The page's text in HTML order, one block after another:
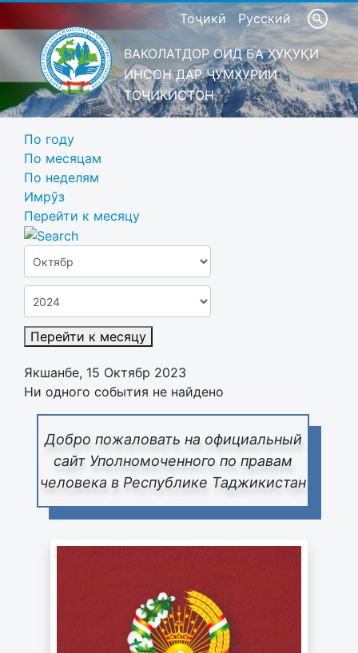
Тоҷикӣ Русский
ВАКОЛАТДОР ОИД БА ҲУҚУҚИ
ИНСОН ДАР ҶУМҲУРИИ
ТОҶИКИСТОН
Добро пожаловать на официальный
сайт Уполномоченного по правам
человека в Республике Таджикистан
По году
По месяцам
По неделям
Имрӯз
Перейти к месяцу
Перейти к месяцу
Якшанбе, 15 Октябр 2023
Ни одного события не найдено